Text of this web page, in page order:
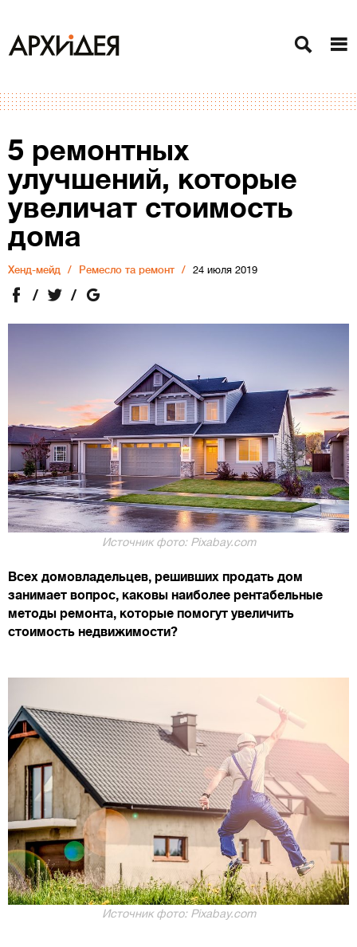
5 ремонтных
улучшений, которые
увеличат стоимость
дома
Хенд-мейд Ремесло та ремонт 24 июля 2019
Источник фото: Pixabay.com
Всех домовладельцев, решивших продать дом
занимает вопрос, каковы наиболее рентабельные
методы ремонта, которые помогут увеличить
стоимость недвижимости?
Источник фото: Pixabay.com